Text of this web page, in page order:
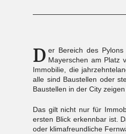
D er Bereich des
Mayerschen am Platz
Immobilie, die
alle sind Baustellen oder
Baustellen in der City
Das gilt nicht nur für
ersten Blick erkennbar ist.
oder klimafreundliche